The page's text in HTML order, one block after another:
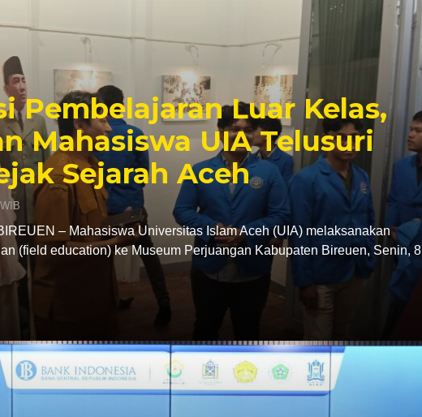
Pembelajaran Luar Kelas,
Mahasiswa UIA Telusuri
Sejarah Aceh
– Mahasiswa Universitas Islam Aceh (UIA) melaksanakan
(field education) ke Museum Perjuangan Kabupaten Bireuen, Senin, 8